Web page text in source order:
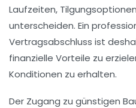
Laufzeiten,
unterscheiden. Ein
Vertragsabschluss ist
finanzielle Vorteile zu
Konditionen zu erhalten.
Der Zugang zu günstigen